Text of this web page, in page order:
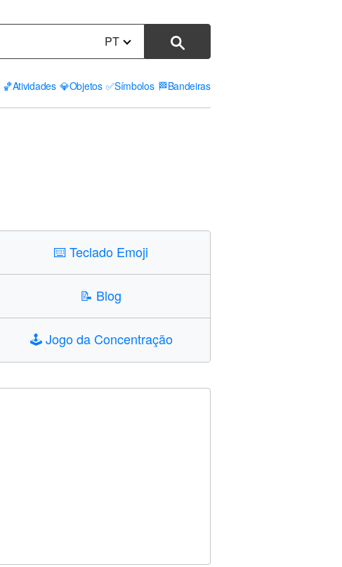
PT
🏀Atividades 💎Objetos ✅Símbolos 🏁Bandeiras
⌨️Teclado Emoji
📝 Blog
🕹️Jogo da Concentração